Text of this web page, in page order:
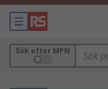
Sök efter MPN